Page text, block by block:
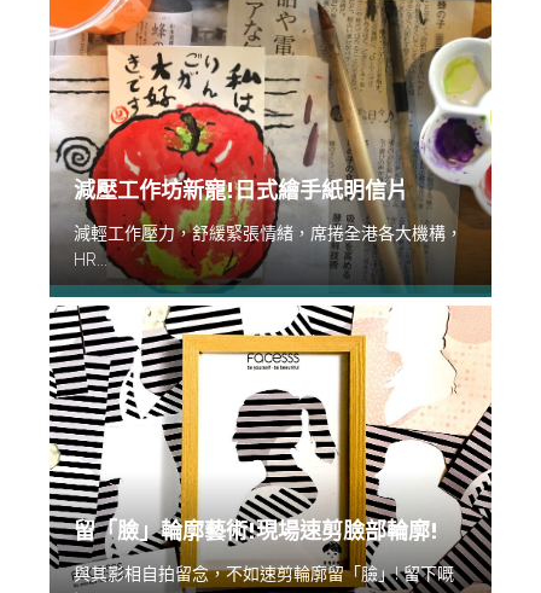
減壓工作坊新寵!日式繪手紙明信片
減輕工作壓力，舒緩緊張情緒，席捲全港各大機構，
HR...
留「臉」輪廓藝術!現場速剪臉部輪廓!
與其影相自拍留念，不如速剪輪廓留「臉」! 留下嘅